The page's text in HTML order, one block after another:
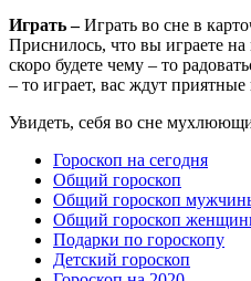
Играть –Играть во сне в
Приснилось, что вы играете
скоро будете чему – то
– то играет, вас ждут приятные
Увидеть, себя во сне
Гороскоп на сегодня
Общий гороскоп
Общий гороскоп
Общий гороскоп
Подарки по гороскопу
Детский гороскоп